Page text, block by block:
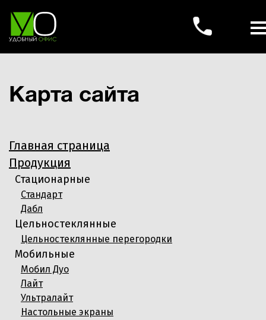
Карта сайта
Главная страница
Продукция
Стационарные
Стандарт
Дабл
Цельностеклянные
Цельностеклянные перегородки
Мобильные
Мобил Дуо
Лайт
Ультралайт
Настольные экраны